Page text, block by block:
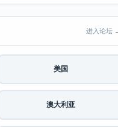
进入论坛
美国
澳大利亚